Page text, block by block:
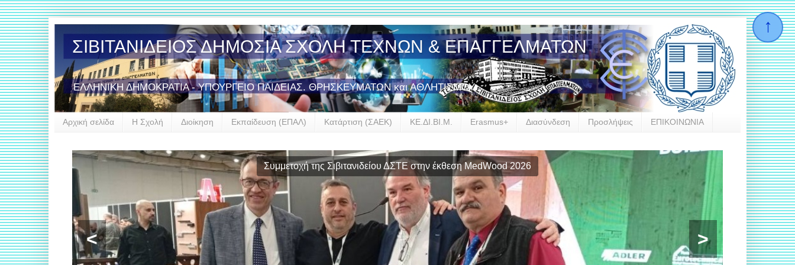
ΣΙΒΙΤΑΝΙΔΕΙΟΣ ΔΗΜΟΣΙΑ ΣΧΟΛΗ ΤΕΧΝΩΝ & ΕΠΑΓΓΕΛΜΑΤΩΝ
ΕΛΛΗΝΙΚΗ ΔΗΜΟΚΡΑΤΙΑ - ΥΠΟΥΡΓΕΙΟ ΠΑΙΔΕΙΑΣ. ΘΡΗΣΚΕΥΜΑΤΩΝ και ΑΘΛΗΤΙΣΜΟΥ
Αρχική σελίδα Η Σχολή Διοίκηση Εκπαίδευση (ΕΠΑΛ) Κατάρτιση (ΣΑΕΚ) ΚΕ.ΔΙ.ΒΙ.Μ. Erasmus+ Διασύνδεση Προσλήψεις ΕΠΙΚΟΙΝΩΝΙΑ
Έναρξη συνεργασίας της Σιβιτανιδείου Σχολής με την GROHE Hellas
< >